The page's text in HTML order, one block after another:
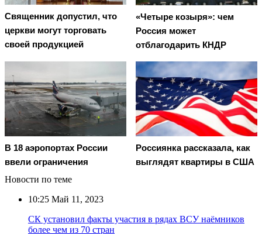
Священник допустил, что
церкви могут торговать
своей продукцией
«Четыре козыря»: чем
Россия может
отблагодарить КНДР
В 18 аэропортах России
ввели ограничения
Россиянка рассказала, как
выглядят квартиры в США
Новости по теме
10:25 Май 11, 2023
СК установил факты участия в рядах ВСУ наёмников
более чем из 70 стран